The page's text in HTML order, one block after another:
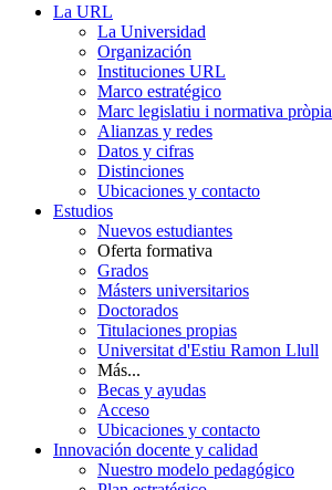
La URL
La Universidad
Organización
Instituciones URL
Marco estratégico
Marc legislatiu i normativa pròpia
Alianzas y redes
Datos y cifras
Distinciones
Ubicaciones y contacto
Estudios
Nuevos estudiantes
Oferta formativa
Grados
Másters universitarios
Doctorados
Titulaciones propias
Universitat d'Estiu Ramon Llull
Más...
Becas y ayudas
Acceso
Ubicaciones y contacto
Innovación docente y calidad
Nuestro modelo pedagógico